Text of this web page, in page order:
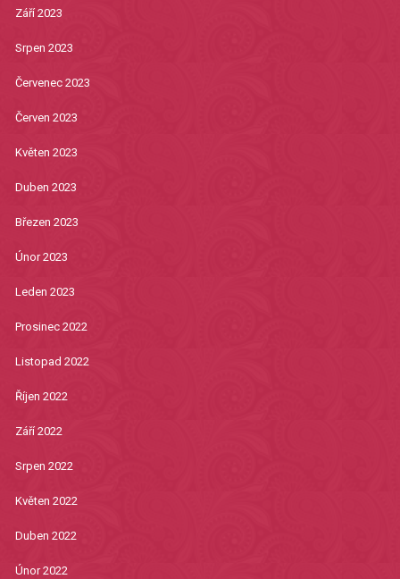
Září 2023
Srpen 2023
Červenec 2023
Červen 2023
Květen 2023
Duben 2023
Březen 2023
Únor 2023
Leden 2023
Prosinec 2022
Listopad 2022
Říjen 2022
Září 2022
Srpen 2022
Květen 2022
Duben 2022
Únor 2022